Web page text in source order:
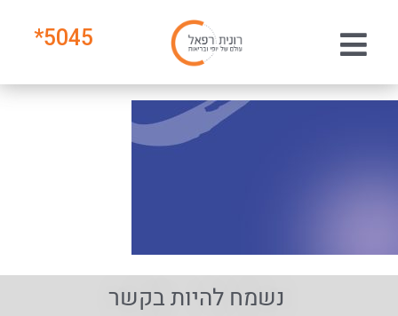
5045
*
נשמח להיות בקשר